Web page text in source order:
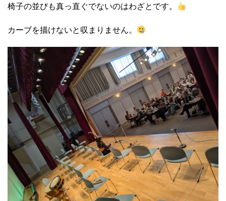
椅子の並びも真っ直ぐでないのはわざとです。
カーブを描けないと収まりません。